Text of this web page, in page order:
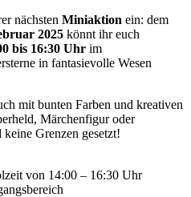
nächsten Miniaktion ein: dem
2025 könnt ihr euch
bis 16:30 Uhr im
in fantasievolle Wesen
mit bunten Farben und kreativen
Märchenfigur oder
Grenzen gesetzt!
von 14:00 – 16:30 Uhr